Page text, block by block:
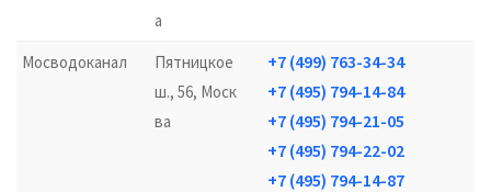
а
Мосводоканал
Пятницкое
ш., 56, Моск
ва
+7 (499) 763-34-34
+7 (495) 794-14-84
+7 (495) 794-21-05
+7 (495) 794-22-02
+7 (495) 794-14-87